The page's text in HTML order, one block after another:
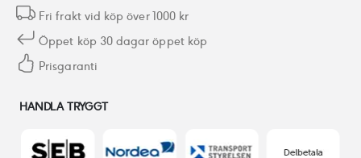
Fri frakt vid köp över 1000 kr
Öppet köp 30 dagar öppet köp
Prisgaranti
HANDLA TRYGGT